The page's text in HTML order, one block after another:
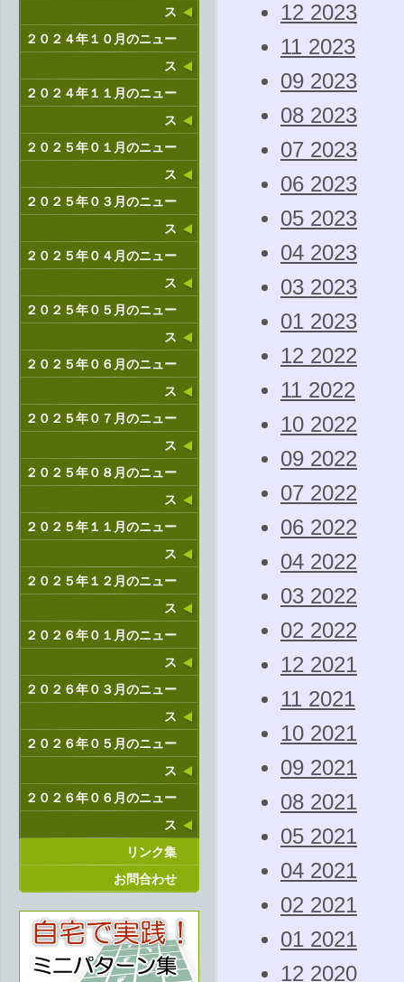
ス
２０２４年１０月のニュー
ス
２０２４年１１月のニュー
ス
２０２５年０１月のニュー
ス
２０２５年０３月のニュー
ス
２０２５年０４月のニュー
ス
２０２５年０５月のニュー
ス
２０２５年０６月のニュー
ス
２０２５年０７月のニュー
ス
２０２５年０８月のニュー
ス
２０２５年１１月のニュー
ス
２０２５年１２月のニュー
ス
２０２６年０１月のニュー
ス
２０２６年０３月のニュー
ス
２０２６年０５月のニュー
ス
２０２６年０６月のニュー
ス
リンク集
お問合わせ
12 2023
11 2023
09 2023
08 2023
07 2023
06 2023
05 2023
04 2023
03 2023
01 2023
12 2022
11 2022
10 2022
09 2022
07 2022
06 2022
04 2022
03 2022
02 2022
12 2021
11 2021
10 2021
09 2021
08 2021
05 2021
04 2021
02 2021
01 2021
12 2020